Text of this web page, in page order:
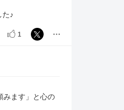
♪
1
みます」と心の